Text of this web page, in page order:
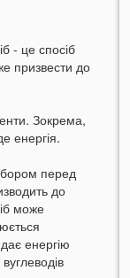
- це спосіб
призвести до
Зокрема,
енергія.
перед
до
може
енергію